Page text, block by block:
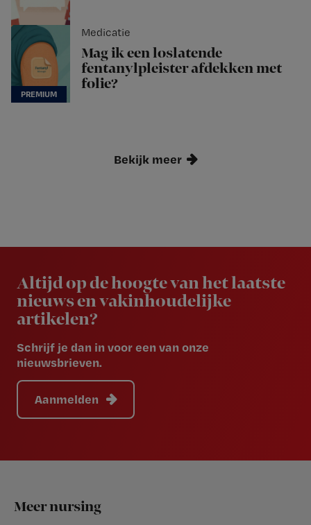
Medicatie
Mag ik een loslatende
fentanylpleister afdekken met
folie?
Bekijk meer
Altijd op de hoogte van het laatste
nieuws en vakinhoudelijke
artikelen?
Schrijf je dan in voor een van onze
nieuwsbrieven.
Aanmelden
Footer
Meer nursing